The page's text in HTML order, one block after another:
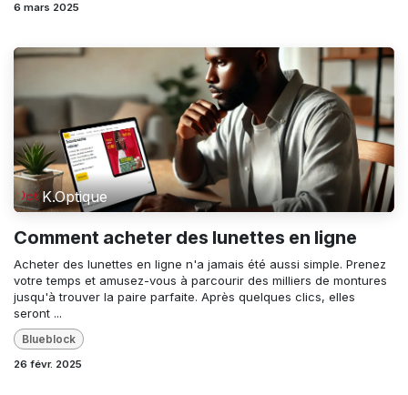
6 mars 2025
K.Optique
Comment acheter des lunettes en ligne
Acheter des lunettes en ligne n'a jamais été aussi simple. Prenez
votre temps et amusez-vous à parcourir des milliers de montures
jusqu'à trouver la paire parfaite. Après quelques clics, elles
seront ...
Blueblock
26 févr. 2025